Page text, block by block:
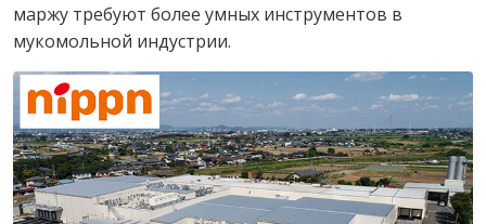
маржу требуют более умных инструментов в
мукомольной индустрии.